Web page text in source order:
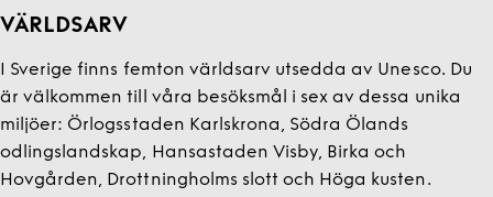
VÄRLDSARV
I Sverige finns femton världsarv utsedda av Unesco. Du
är välkommen till våra besöksmål i sex av dessa unika
miljöer: Örlogsstaden Karlskrona, Södra Ölands
odlingslandskap, Hansastaden Visby, Birka och
Hovgården, Drottningholms slott och Höga kusten.